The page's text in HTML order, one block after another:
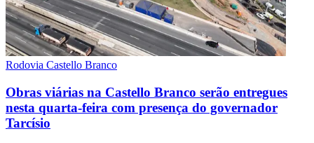
São Paulo
Rodovia Castello Branco
Obras viárias na Castello Branco serão entregues
nesta quarta-feira com presença do governador
Tarcísio